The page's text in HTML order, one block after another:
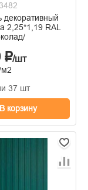
₽/шт
м2
37 шт
В корзину